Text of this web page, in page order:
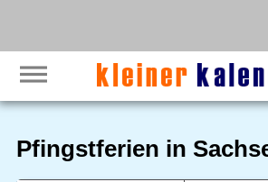
Pfingstferien in